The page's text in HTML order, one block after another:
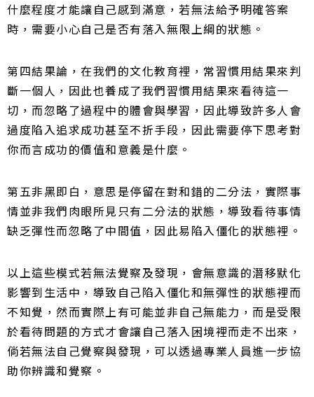
什麼程度才能讓自己感到滿意，若無法給予明確答案
時，需要小心自己是否有落入無限上綱的狀態。
第四結果論，在我們的文化教育裡，常習慣用結果來判
斷一個人，因此也養成了我們習慣用結果來看待這一
切，而忽略了過程中的體會與學習，因此導致許多人會
過度陷入追求成功甚至不折手段，因此需要停下思考對
你而言成功的價值和意義是什麼。
第五非黑即白，意思是停留在對和錯的二分法，實際事
情並非我們肉眼所見只有二分法的狀態，導致看待事情
缺乏彈性而忽略了中間值，因此易陷入僵化的狀態裡。
以上這些模式若無法覺察及發現，會無意識的潛移默化
影響到生活中，導致自己陷入僵化和無彈性的狀態裡而
不知覺，然而實際上有可能並非自己無能力，而是受限
於看待問題的方式才會讓自己落入困境裡而走不出來，
倘若無法自己覺察與發現，可以透過專業人員進一步協
助你辨識和覺察。